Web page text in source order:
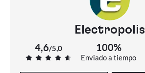
Electropolis
4,6/5,0 100%
Enviado a tiempo